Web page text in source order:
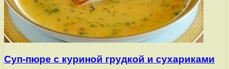
Суп-пюре с куриной грудкой и сухариками